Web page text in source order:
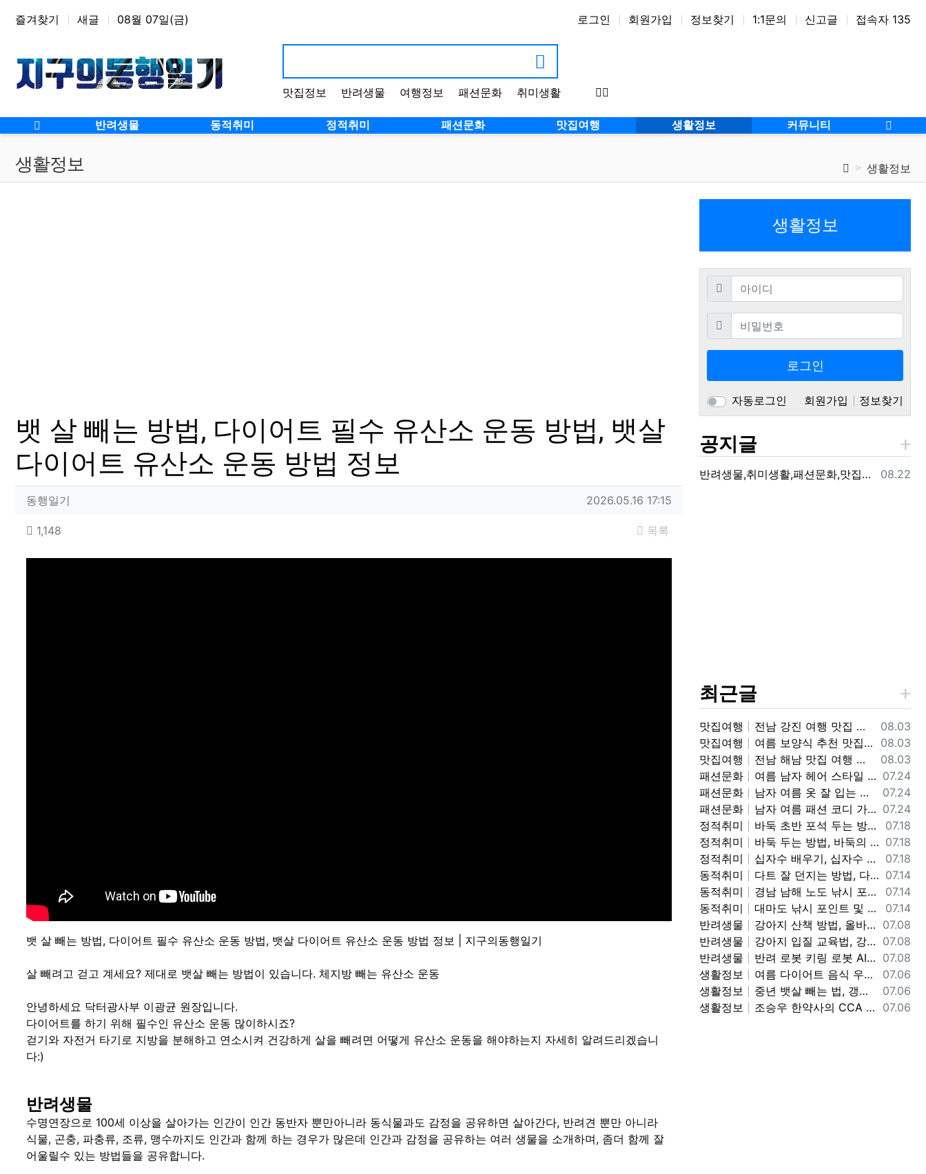
상단 네비
즐겨찾기 새글 08월 07일(금) 로그인 회원가입 정보찾기 1:1문의 신고글 접속자 135
맛집정보 반려생물 여행정보 패션문화 취미생활
반려생물 동적취미 정적취미 패션문화 맛집여행 생활정보 커뮤니티
생활정보 생활정보
뱃 살 빼는 방법, 다이어트 필수 유산소 운동 방법, 뱃살
다이어트 유산소 운동 방법 정보
작성자 정보
동행일기 작성일
2026.05.16 17:15
컨텐츠 정보
1,148 목록
뱃 살 빼는 방법, 다이어트 필수 유산소 운동 방법, 뱃살 다이어트 유산소 운동 방법 정보 | 지구의동행일기
살 빼려고 걷고 계세요? 제대로 뱃살 빼는 방법이 있습니다. 체지방 빼는 유산소 운동
안녕하세요 닥터광사부 이광균 원장입니다.
다이어트를 하기 위해 필수인 유산소 운동 많이하시죠?
걷기와 자전거 타기로 지방을 분해하고 연소시켜 건강하게 살을 빼려면 어떻게 유산소 운동을 해야하는지 자세히 알려드리겠습니
다:)
반려생물
수명연장으로 100세 이상을 살아가는 인간이 인간 동반자 뿐만아니라 동식물과도 감정을 공유하면 살아간다, 반려견 뿐만 아니라
식물, 곤충, 파충류, 조류, 맹수까지도 인간과 함께 하는 경우가 많은데 인간과 감정을 공유하는 여러 생물을 소개하며, 좀더 함께 잘
어울릴수 있는 방법들을 공유합니다.
생활정보
아이디 필수
비밀번호필수
로그인
자동로그인 회원가입 정보찾기
공지글
등록일
08.22
반려생물,취미생활,패션문화,맛집여행,생활정보를 제공하는 지구의동행일기 입니다.
최근글
등록일
08.03
맛집여행
전남 강진 여행 맛집 가볼만한 곳, 강진 흑염소 맛집 갈만한 곳 추천 정보
등록일
08.03
맛집여행
여름 보양식 추천 맛집, 인천 맛집 가볼만한 곳, 인천 민어회 맛집 "화선횟집" 갈만한곳 추천 정보
등록일
08.03
맛집여행
전남 해남 맛집 여행 가볼만한 곳, 해남읍(소고기, 애호박찌개, 돈까스), 산이면-내장탕, 땅끝-횟집, 우수영-소고기, 두륜산-닭코스요리, 대흥사-보리쌈밥, 고구마빵 맛집 갈만한곳 정보
등록일
07.24
패션문화
여름 남자 헤어 스타일 정보, 여름에 인기 있는 남자 헤어 컬러, 스타일 정보
등록일
07.24
패션문화
남자 여름 옷 잘 입는 방법, 여자들이 좋아 하는 남자 여름 패션 코디 정보, 남자 여름 코디 패션 스타일 정보
등록일
07.24
패션문화
남자 여름 패션 코디 가성비 좋은 패션 브랜드, 코디 정보, 남자 여름옷 예쁘고 멋지게 입는 코디 및 브랜드 가격 정보
등록일
07.18
정적취미
바둑 초반 포석 두는 방법, 바둑 포석 정석 행마, 사활, 끝내기, 맥, 공격, 방어 기본 기초 정보, 바둑 잘 두는 기초 정보
등록일
07.18
정적취미
바둑 두는 방법, 바둑의 기초 바둑 용어 및 집 규칙 정보, 바둑 배우는 방법 정보
등록일
07.18
정적취미
십자수 배우기, 십자수 기초 입문 디멘션 도안보는 방법 정보
등록일
07.14
동적취미
다트 잘 던지는 방법, 다트 그립, 자세, 스로잉 방법, 다트 기본 자세 및 던지는 방법 정보
등록일
07.14
동적취미
경남 남해 노도 낚시 포인트 및 조황 정보, 노도 낚시 포인트, 채비, 미끼 조과 정보
등록일
07.14
동적취미
대마도 낚시 포인트 및 조황 정보, 일본 대마도 낚시 가볼만한 곳 정보
등록일
07.08
반려생물
강아지 산책 방법, 올바른 핸들링 워킹 방법, 어린 강아지 산책 교육 방법 정보
등록일
07.08
반려생물
강아지 입질 교육법, 강아지 무는 버릇 고치는 방법, 깨무는 강아지 입질 멈추는 교육법 정보
등록일
07.08
반려생물
반려 로봇 키링 로봇 AI 로봇 정보, 반려 로봇 키링 로봇 사용법 기능 정보
등록일
07.06
생활정보
여름 다이어트 음식 우묵가사리 냉국 만드는 방법, 우묵가사리 냉국 레시피, 여름철 별미 맛있는 우묵가사리 냉국 만드는 법 정보
등록일
07.06
생활정보
중년 뱃살 빼는 법, 갱년기 중년 뱃살 복부 지방 빼는 방법, 중년 뱃살 빠지는 식단 정보
등록일
07.06
생활정보 조승우 한약사의 CCA 까 주스 레시피, CCA 까 주스 만드는 방법, 맛있고 몸에 좋은 까 주스 정보